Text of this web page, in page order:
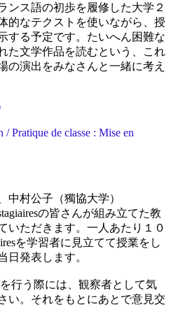
ンス語の初歩を履修した大学２
的なテクストを使いながら、授
する予定です。たいへん困難な
た文学作品を読むという、これ
の演出をみなさんと一緒に考え
/ Pratique de classe : Mise en
中村公子（獨協大学）
の皆さんが組み立てた教
いただきます。一人あたり１０
を学習者に見立てて授業をし
日発表します。
行う際には、観察者として気
い。それをもとにあとで意見交